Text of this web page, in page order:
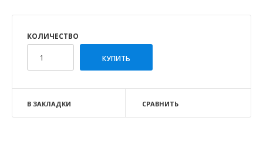
КОЛИЧЕСТВО
В ЗАКЛАДКИ СРАВНИТЬ